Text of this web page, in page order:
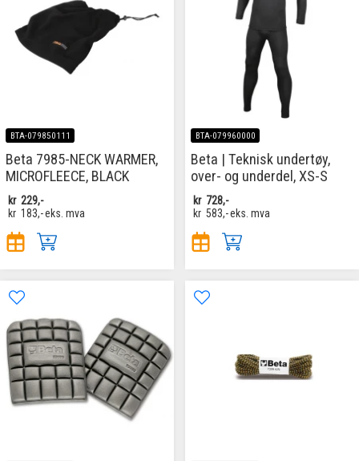
BTA-079850111
Beta 7985-NECK WARMER,
MICROFLEECE, BLACK
kr 229,-
kr 183,-eks. mva
BTA-079960000
Beta | Teknisk undertøy,
over- og underdel, XS-S
kr 728,-
kr 583,-eks. mva